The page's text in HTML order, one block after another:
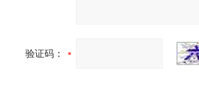
验证码：